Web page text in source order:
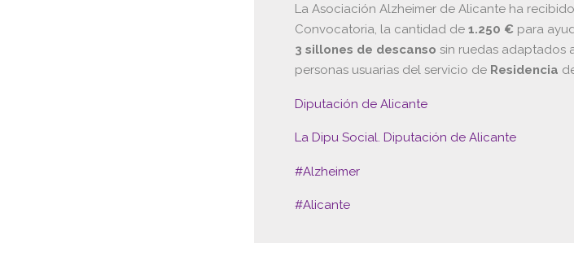
La Asociación Alzheimer de Alicante ha
Convocatoria, la cantidad de 1.250 € para
3 sillones de descanso sin ruedas adaptados
personas usuarias del servicio de Residencia
Diputación de Alicante
La Dipu Social. Diputación de Alicante
#Alzheimer
#Alicante